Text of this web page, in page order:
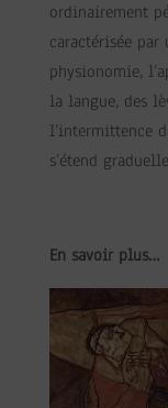
ordinairement
caractérisée
physionomie,
la langue, des
l’intermittence
s’étend
En savoir plus…